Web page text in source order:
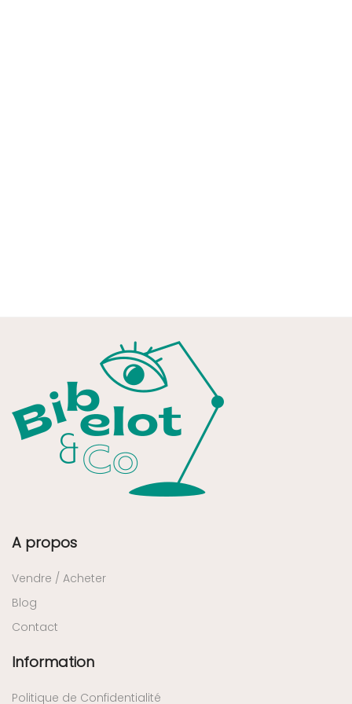
A propos
Vendre / Acheter
Blog
Contact
Information
Politique de Confidentialité